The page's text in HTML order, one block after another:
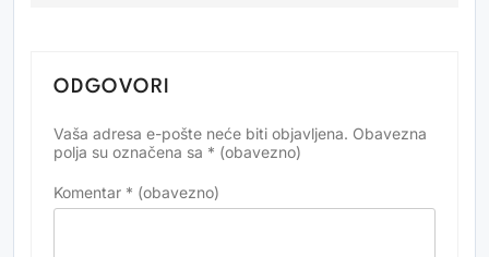
ODGOVORI
Vaša adresa e-pošte neće biti objavljena. Obavezna
polja su označena sa * (obavezno)
Komentar * (obavezno)
Alternative: